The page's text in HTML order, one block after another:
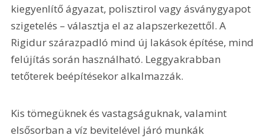
kiegyenlítő ágyazat, polisztirol vagy ásványgyapot
szigetelés – választja el az alapszerkezettől. A
Rigidur szárazpadló mind új lakások építése, mind
felújítás során használható. Leggyakrabban
tetőterek beépítésekor alkalmazzák.
Kis tömegüknek és vastagságuknak, valamint
elsősorban a víz bevitelével járó munkák